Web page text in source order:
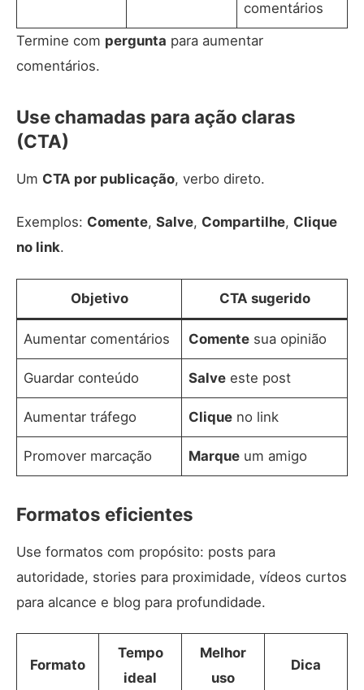
comentários
Termine com pergunta para aumentar
comentários.
Use chamadas para ação claras
(CTA)
Um CTA por publicação, verbo direto.
Exemplos: Comente, Salve, Compartilhe, Clique
no link.
Objetivo CTA sugerido
Aumentar comentários Comente sua opinião
Guardar conteúdo Salve este post
Aumentar tráfego Clique no link
Promover marcação Marque um amigo
Formatos eficientes
Use formatos com propósito: posts para
autoridade, stories para proximidade, vídeos curtos
para alcance e blog para profundidade.
Formato
Tempo
ideal
Melhor
uso
Dica